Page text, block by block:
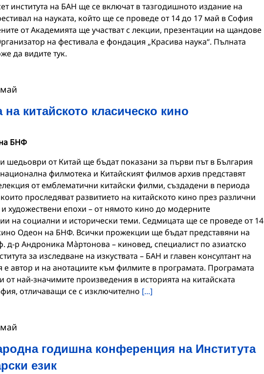
института на БАН ще се включат в тазгодишното издание на
на науката, който ще се проведе от 14 до 17 май в София
от Академията ще участват с лекции, презентации на щандове
на фестивала е фондация „Красива наука“. Пълната
да видите тук.
китайското класическо кино
БНФ
шедьоври от Китай ще бъдат показани за първи път в България
филмотека и Китайският филмов архив представят
от емблематични китайски филми, създадени в периода
които проследяват развитието на китайското кино през различни
художествени епохи – от нямото кино до модерните
на социални и исторически теми. Седмицата ще се проведе от 14
Одеон на БНФ. Всички прожекции ще бъдат представяни на
д-р Андроника Мàртонова – киновед, специалист по азиатско
за изследване на изкуствата – БАН и главен консултант на
е автор и на анотациите към филмите в програмата. Програмата
от най-значимите произведения в историята на китайската
отличаващи се с изключително [...]
годишна конференция на Института
език